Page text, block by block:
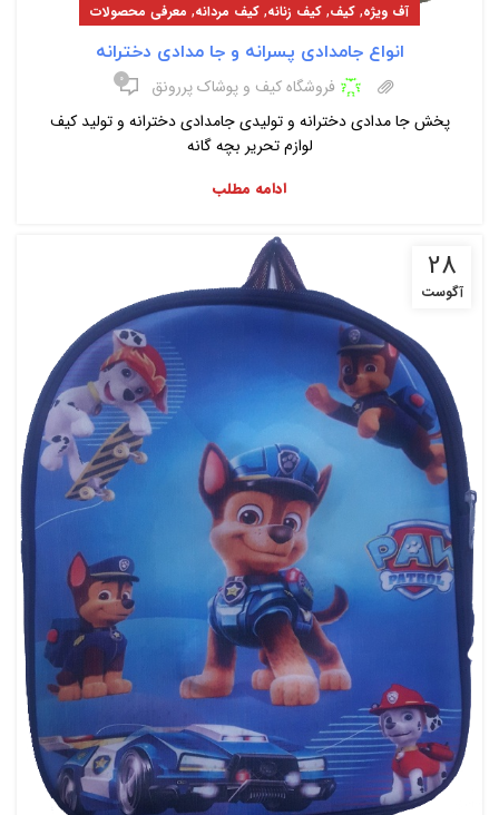
آف ویژه, کیف, کیف زنانه, کیف مردانه, معرفی محصولات
انواع جامدادی پسرانه و جا مدادی دخترانه
فروشگاه کیف و پوشاک پررونق ۰
پخش جا مدادی دخترانه و تولیدی جامدادی دخترانه و تولید کیف
لوازم تحریر بچه گانه
ادامه مطلب
28
آگوست